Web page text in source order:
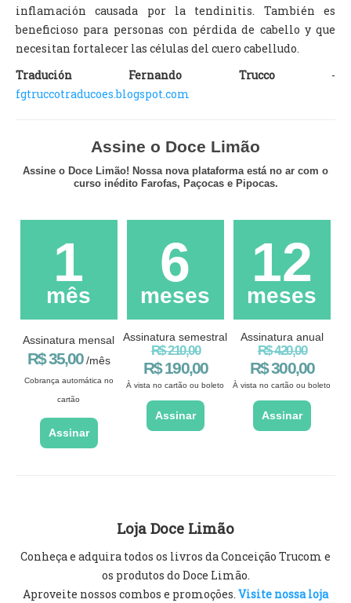
inflamación causada por la tendinitis. También es
beneficioso para personas con pérdida de cabello y que
necesitan fortalecer las células del cuero cabelludo.
Tradución Fernando Trucco-
fgtruccotraducoes.blogspot.com
Assine o Doce Limão
Assine o Doce Limão! Nossa nova plataforma está no ar com o
curso inédito Farofas, Paçocas e Pipocas.
1
mês
Assinatura mensal
R$ 35,00/mês
Cobrança automática no
cartão
Assinar
6
meses
Assinatura semestral
R$ 210,00
R$ 190,00
À vista no cartão ou boleto
Assinar
12
meses
Assinatura anual
R$ 420,00
R$ 300,00
À vista no cartão ou boleto
Assinar
Loja Doce Limão
Conheça e adquira todos os livros da Conceição Trucom e
os produtos do Doce Limão.
Aproveite nossos combos e promoções. Visite nossa loja